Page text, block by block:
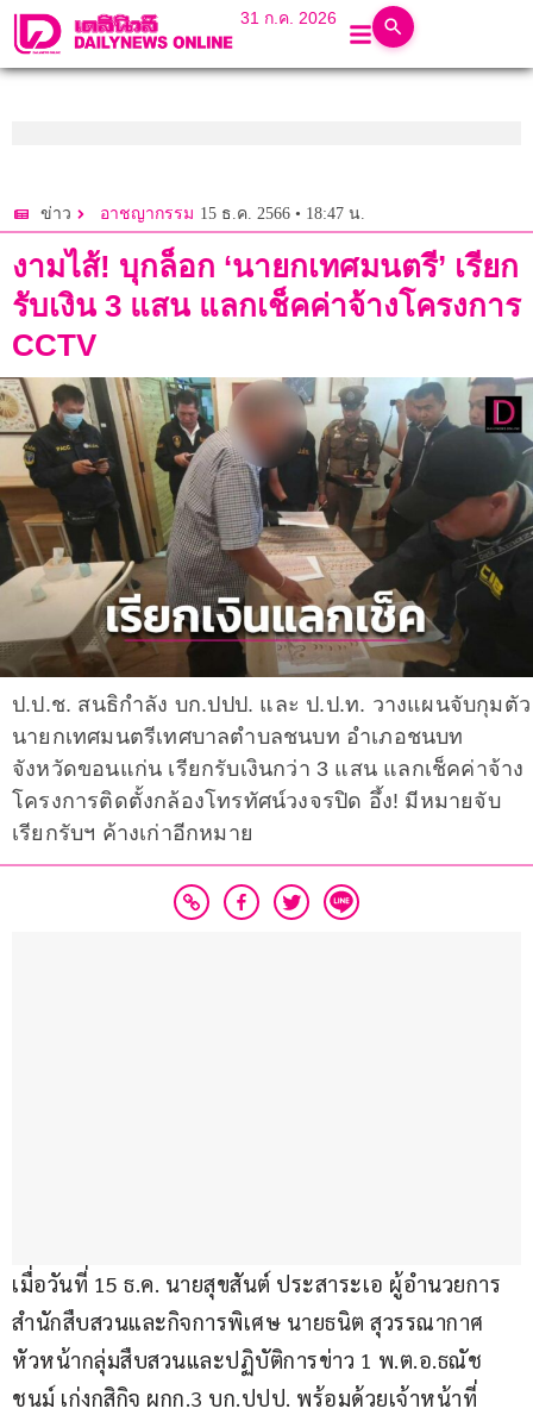
31 ก.ค. 2026
ข่าว อาชญากรรม 15 ธ.ค. 2566 • 18:47 น.
งามไส้! บุกล็อก ‘นายกเทศมนตรี’ เรียก
รับเงิน 3 แสน แลกเช็คค่าจ้างโครงการ
CCTV
ป.ป.ช. สนธิกำลัง บก.ปปป. และ ป.ป.ท. วางแผนจับกุมตัว
นายกเทศมนตรีเทศบาลตำบลชนบท อำเภอชนบท
จังหวัดขอนแก่น เรียกรับเงินกว่า 3 แสน แลกเช็คค่าจ้าง
โครงการติดตั้งกล้องโทรทัศน์วงจรปิด อึ้ง! มีหมายจับ
เรียกรับฯ ค้างเก่าอีกหมาย
เมื่อวันที่ 15 ธ.ค. นายสุขสันต์ ประสาระเอ ผู้อำนวยการ
สำนักสืบสวนและกิจการพิเศษ นายธนิต สุวรรณากาศ
หัวหน้ากลุ่มสืบสวนและปฏิบัติการข่าว 1 พ.ต.อ.ธณัช
ชนม์ เก่งกสิกิจ ผกก.3 บก.ปปป. พร้อมด้วยเจ้าหน้าที่